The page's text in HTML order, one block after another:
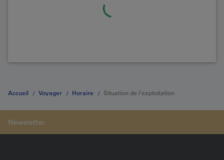
Accueil Voyager Horaire Situation de l'exploitation